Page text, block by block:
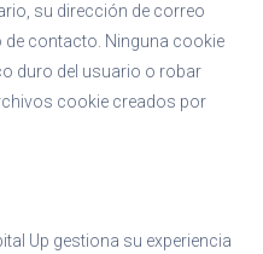
su dirección de correo
contacto. Ninguna cookie
duro del usuario o robar
cookie creados por
Up gestiona su experiencia